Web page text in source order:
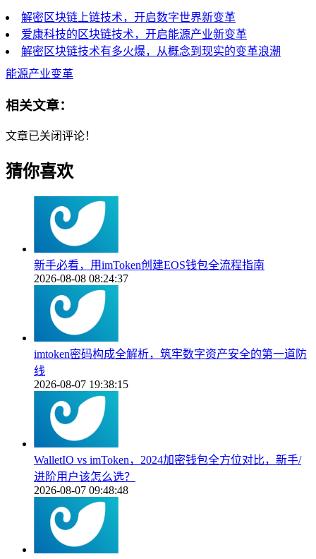
解密区块链上链技术，开启数字世界新变革
爱康科技的区块链技术，开启能源产业新变革
解密区块链技术有多火爆，从概念到现实的变革浪潮
能源产业变革
相关文章：
文章已关闭评论！
猜你喜欢
新手必看，用imToken创建EOS钱包全流程指南
2026-08-08 08:24:37
imtoken密码构成全解析，筑牢数字资产安全的第一道防
线
2026-08-07 19:38:15
WalletIO vs imToken，2024加密钱包全方位对比，新手/
进阶用户该怎么选？
2026-08-07 09:48:48